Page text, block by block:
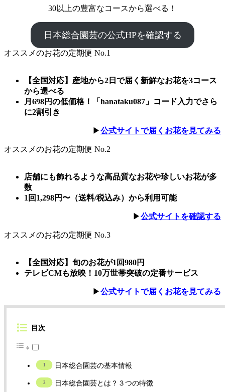
30以上の豊富なコースから選べる！
日本総合園芸の公式HPを確認する
オススメのお花の定期便 No.1
【全国対応】産地から2日で届く新鮮なお花を3コース
から選べる
月698円の低価格！「hanataku087」コード入力でさら
に2割引き
▶︎公式サイトで届くお花を見てみる
オススメのお花の定期便 No.2
店舗にも飾れるような高品質なお花や珍しいお花が多
数
1回1,298円〜（送料/税込み）から利用可能
▶︎公式サイトを確認する
オススメのお花の定期便 No.3
【全国対応】旬のお花が1回980円
テレビCMも放映！10万世帯突破の定番サービス
▶︎公式サイトで届くお花を見てみる
目次
日本総合園芸の基本情報
日本総合園芸とは？３つの特徴